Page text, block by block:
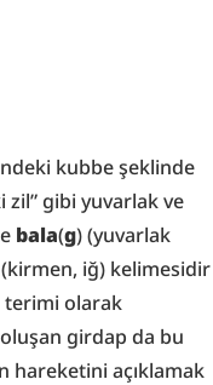
kubbe şeklinde
zil” gibi yuvarlak ve
bala(g) (yuvarlak
iğ) kelimesidir
olarak
girdap da bu
hareketini açıklamak